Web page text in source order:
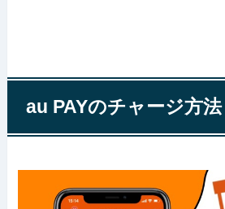
au PAYのチャージ方法